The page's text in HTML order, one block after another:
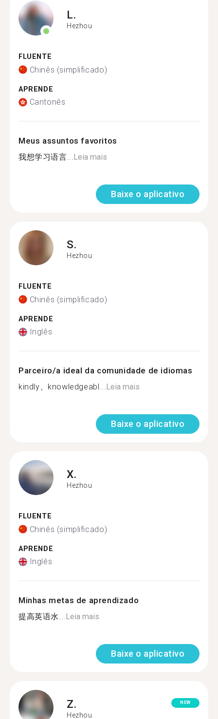
L.
Hezhou
FLUENTE
Chinês (simplificado)
APRENDE
Cantonês
Meus assuntos favoritos
我想学习语言...Leia mais
Baixe o aplicativo
S.
Hezhou
FLUENTE
Chinês (simplificado)
APRENDE
Inglês
Parceiro/a ideal da comunidade de idiomas
kindly、knowledgeabl...Leia mais
Baixe o aplicativo
X.
Hezhou
FLUENTE
Chinês (simplificado)
APRENDE
Inglês
Minhas metas de aprendizado
提高英语水...Leia mais
Baixe o aplicativo
Z.
Hezhou
NEW